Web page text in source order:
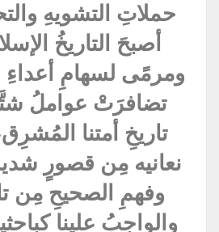
حملاتِ التشويهِ
أصبحَ التاريخُ
ومرمًى لسهامِ أعداءِ
تضافرَتْ عواملُ
تاريخِ أمتنا
نعانيه مِن قصورٍ
وفهمِ الصحيحِ مِن
والواجبُ علينا